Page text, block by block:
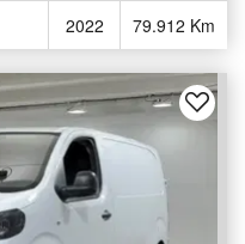
2022 79.912 Km